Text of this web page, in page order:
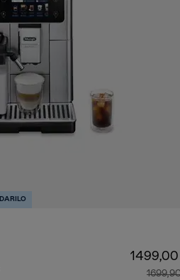
DARILO